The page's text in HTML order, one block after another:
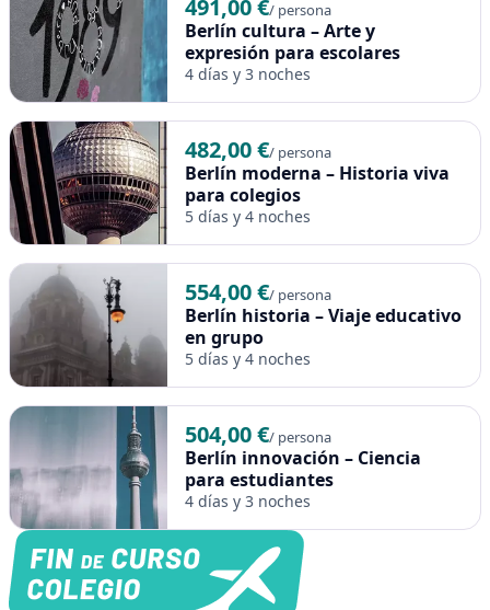
491,00 €/ persona
Berlín cultura – Arte y
expresión para escolares
4 días y 3 noches
482,00 €/ persona
Berlín moderna – Historia viva
para colegios
5 días y 4 noches
554,00 €/ persona
Berlín historia – Viaje educativo
en grupo
5 días y 4 noches
504,00 €/ persona
Berlín innovación – Ciencia
para estudiantes
4 días y 3 noches